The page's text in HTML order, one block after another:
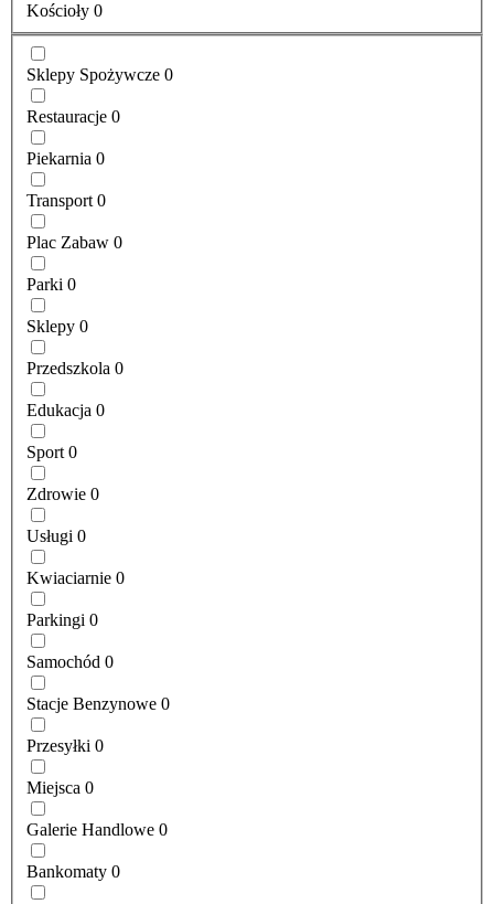
Kościoły 0
Sklepy Spożywcze 0
Restauracje 0
Piekarnia 0
Transport 0
Plac Zabaw 0
Parki 0
Sklepy 0
Przedszkola 0
Edukacja 0
Sport 0
Zdrowie 0
Usługi 0
Kwiaciarnie 0
Parkingi 0
Samochód 0
Stacje Benzynowe 0
Przesyłki 0
Miejsca 0
Galerie Handlowe 0
Bankomaty 0